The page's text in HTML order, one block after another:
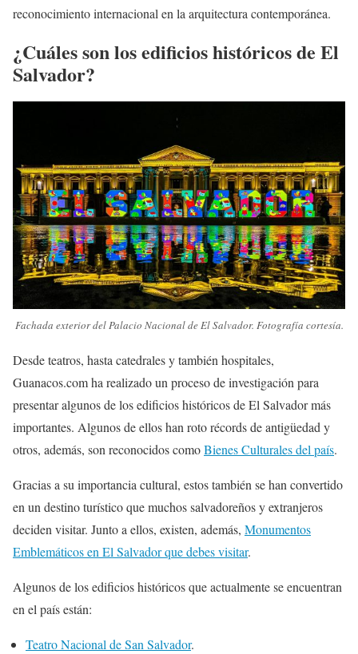
reconocimiento internacional en la arquitectura contemporánea.
¿Cuáles son los edificios históricos de El
Salvador?
Fachada exterior del Palacio Nacional de El Salvador. Fotografía cortesía.
Desde teatros, hasta catedrales y también hospitales,
Guanacos.com ha realizado un proceso de investigación para
presentar algunos de los edificios históricos de El Salvador más
importantes. Algunos de ellos han roto récords de antigüedad y
otros, además, son reconocidos comoBienes Culturales del país.
Gracias a su importancia cultural, estos también se han convertido
en un destino turístico que muchos salvadoreños y extranjeros
deciden visitar. Junto a ellos, existen, además, Monumentos
Emblemáticos en El Salvador que debes visitar.
Algunos de los edificios históricos que actualmente se encuentran
en el país están:
Teatro Nacional de San Salvador.